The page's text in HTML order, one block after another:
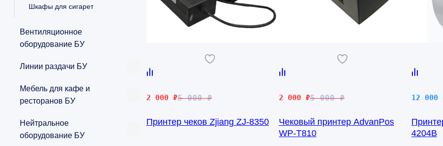
Шкафы для сигарет
Вентиляционное
оборудование БУ
Линии раздачи БУ
Мебель для кафе и
ресторанов БУ
Нейтральное
оборудование БУ
5 000₽
Первоначальная
составляла
2 000 ₽
Текущая
2
Принтер чеков Zjiang ZJ-8350
5 000₽
Первоначальная
составляла
5
2 000 ₽
Текущая
2
000 ₽.
Чековый принтер AdvanPos
WP-T810
12 000
4204B